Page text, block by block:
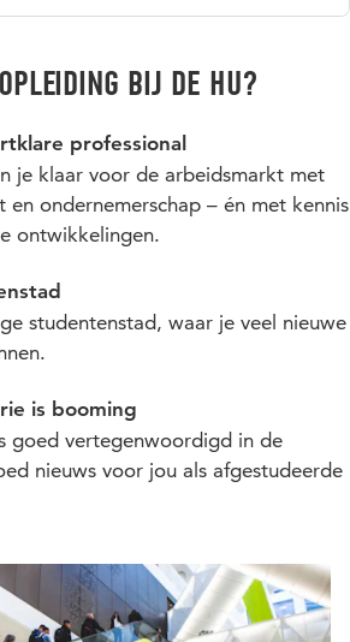
bij de HU?
professional
je klaar voor de arbeidsmarkt met
en ondernemerschap – én met kennis
ontwikkelingen.
studentenstad, waar je veel nieuwe
is booming
goed vertegenwoordigd in de
nieuws voor jou als afgestudeerde